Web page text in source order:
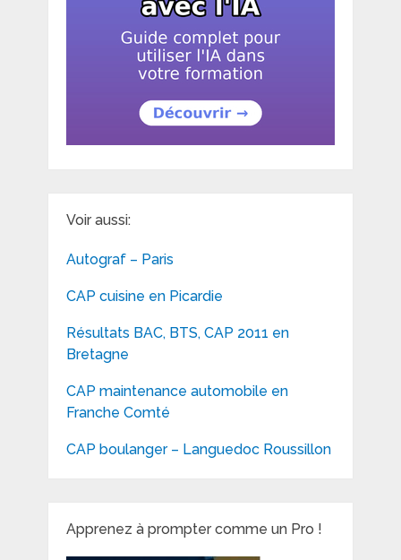
Voir aussi:
Autograf – Paris
CAP cuisine en Picardie
Résultats BAC, BTS, CAP 2011 en
Bretagne
CAP maintenance automobile en
Franche Comté
CAP boulanger – Languedoc Roussillon
Apprenez à prompter comme un Pro !